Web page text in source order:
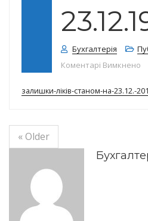
Бухгалтерія
Коментарі Вимкнено
залишки-ліків-станом-на-23.12.-
« Older